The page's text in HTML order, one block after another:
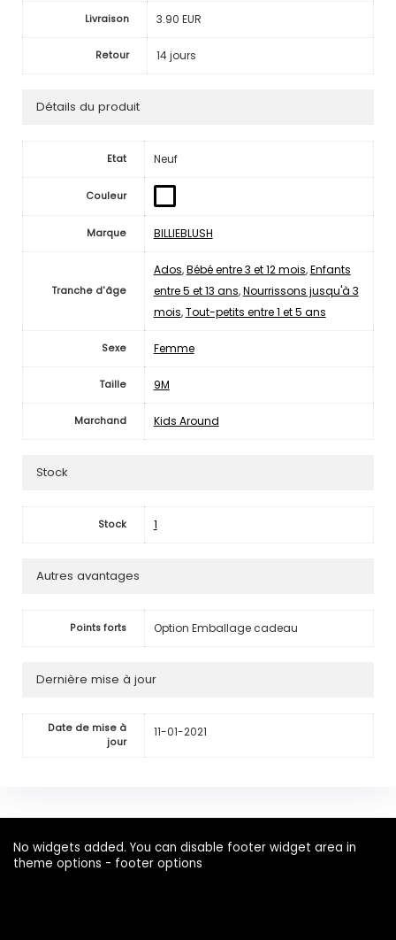
Livraison 3.90 EUR
Retour 14 jours
Détails du produit
Etat Neuf
Couleur
Marque BILLIEBLUSH
Tranche d'âge
Ados,Bébé entre 3 et 12 mois,Enfants
entre 5 et 13 ans,Nourrissons jusqu'à 3
mois,Tout-petits entre 1 et 5 ans
Sexe Femme
Taille 9M
Marchand Kids Around
Stock
Stock 1
Autres avantages
Points forts Option Emballage cadeau
Dernière mise à jour
Date de mise à
jour
11-01-2021
No widgets added. You can disable footer widget area in
theme options - footer options